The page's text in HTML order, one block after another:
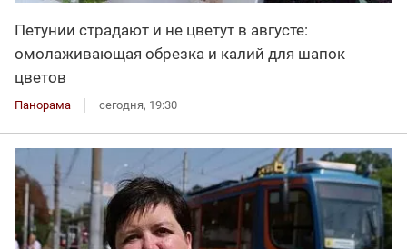
Петунии страдают и не цветут в августе:
омолаживающая обрезка и калий для шапок
цветов
Панорама сегодня, 19:30